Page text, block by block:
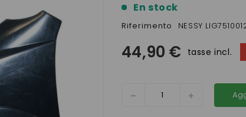
En stock
Riferimento NESSY
44,90 € tasse incl.